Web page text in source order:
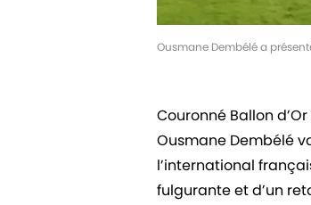
Ousmane Dembélé a
Couronné Ballon
Ousmane Dembélé
l’international
fulgurante et d’un